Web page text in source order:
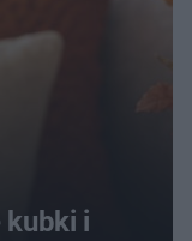
kubki i